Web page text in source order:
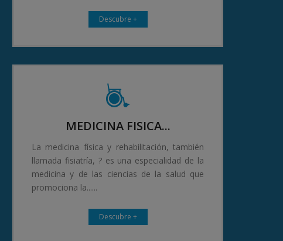
Descubre +
MEDICINA FISICA...
La medicina física y rehabilitación, también
llamada fisiatría, ? es una especialidad de la
medicina y de las ciencias de la salud que
promociona la......
Descubre +